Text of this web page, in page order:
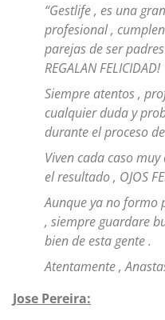
“Gestlife , es una
profesional ,
parejas de ser
REGALAN FELICIDAD!
Siempre atentos ,
cualquier duda y
durante el proceso
Viven cada caso
el resultado , OJOS
Aunque ya no formo
, siempre guardare
bien de esta gente .
Atentamente ,
Jose Pereira: